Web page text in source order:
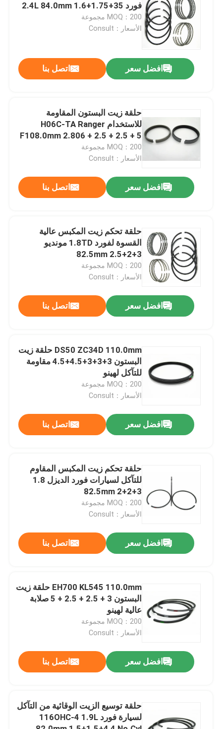
فيديوهات
حولنا
مراقبة الجودة
أخبار
المحرك الرئيسي
فورد 2.4L 84.0mm 1.6+1.75+35
MOQ：200 مجموعة
الأسعار：Consult
افضل سعر اتصل بنا
حلقة زيت البستون المقاومة
للاستخدام H06C-TA Ranger
F108.0mm 2.806 + 2.5 + 2.5 + 5
لـ Hino
MOQ：200 مجموعة
الأسعار：Consult
افضل سعر اتصل بنا
حلقة تحكم زيت المكبس عالية
القسوة لفورد 1.8TD مونديو
82.5mm 2.5+2+3
MOQ：200 مجموعة
الأسعار：Consult
افضل سعر اتصل بنا
DS50 ZC34D 110.0mm حلقة زيت
البستون 3+3+3+4.5+4.5 مقاومة
للتآكل لهينو
MOQ：200 مجموعة
الأسعار：Consult
افضل سعر اتصل بنا
حلقة تحكم زيت المكبس المقاوم
للتآكل لسيارات فورد الديزل 1.8
82.5mm 2+2+3
MOQ：200 مجموعة
الأسعار：Consult
افضل سعر اتصل بنا
EH700 KL545 110.0mm حلقة زيت
البستون 3 + 2.5 + 2.5 + 5 صلابة
عالية لهينو
MOQ：200 مجموعة
الأسعار：Consult
افضل سعر اتصل بنا
حلقة توسيع الزيت الوقائية من التآكل
لسيارة فورد 116OHC-4 1.9L